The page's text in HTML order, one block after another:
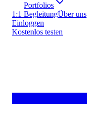
Portfolios
1:1 BegleitungÜber uns
Einloggen
Kostenlos testen